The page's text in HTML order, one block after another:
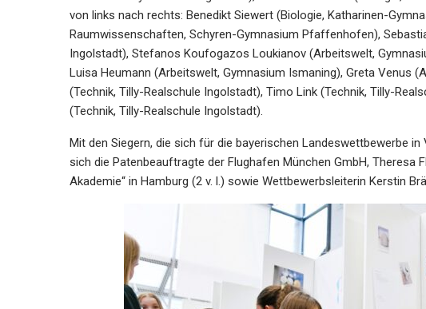
von links nach rechts: Benedikt Siewert (Biologie, Katharinen-
Raumwissenschaften, Schyren-Gymnasium Pfaffenhofen),
Ingolstadt), Stefanos Koufogazos Loukianov (Arbeitswelt,
Luisa Heumann (Arbeitswelt, Gymnasium Ismaning), Greta Venus
(Technik, Tilly-Realschule Ingolstadt), Timo Link (Technik, Tilly-
(Technik, Tilly-Realschule Ingolstadt).
Mit den Siegern, die sich für die bayerischen Landeswettbewerbe
sich die Patenbeauftragte der Flughafen München GmbH, Theresa
Akademie“ in Hamburg (2 v. l.) sowie Wettbewerbsleiterin Kerstin